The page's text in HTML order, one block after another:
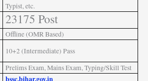
Typist, etc.
23175 Post
Offline (OMR Based)
10+2 (Intermediate) Pass
Prelims Exam, Mains Exam, Typing/Skill Test
bssc.bihar.gov.in